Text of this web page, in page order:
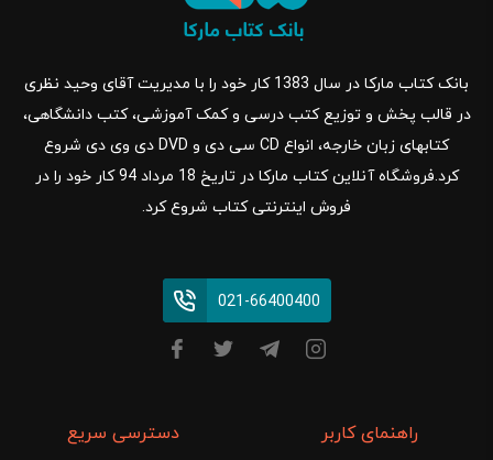
بانک کتاب مارکا در سال 1383 کار خود را با مدیریت آقای وحید نظری
در قالب پخش و توزیع کتب درسی و کمک آموزشی، کتب دانشگاهی،
کتابهای زبان خارجه، انواع CD سی دی و DVD دی وی دی شروع
کرد.فروشگاه آنلاین کتاب مارکا در تاریخ 18 مرداد 94 کار خود را در
فروش اینترنتی کتاب شروع کرد.
021-66400400
راهنمای کاربر دسترسی سریع